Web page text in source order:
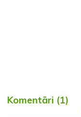
Komentāri (1)